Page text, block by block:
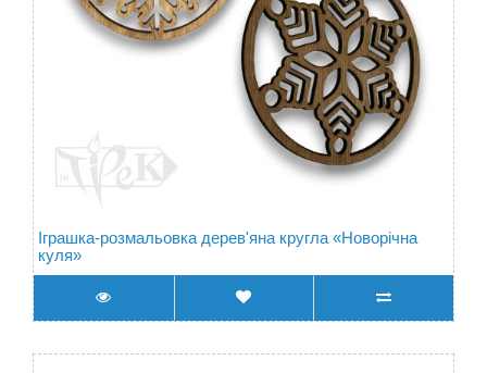
Іграшка-розмальовка дерев'яна кругла «Новорічна
куля»